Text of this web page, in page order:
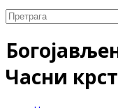
Часни